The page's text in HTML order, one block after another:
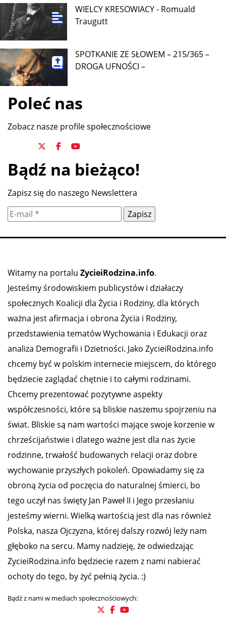
WIELCY KRESOWIACY - Romuald
Traugutt
SPOTKANIE ZE SŁOWEM – 215/365 –
DROGA UFNOŚCI –
Poleć nas
Zobacz nasze profile społecznościowe
Bądź na bieżąco!
Zapisz się do naszego Newslettera
Witamy na portalu ZycieiRodzina.info.
Jesteśmy środowiskiem publicystów i działaczy
społecznych Koalicji dla Życia i Rodziny, dla których
ważna jest afirmacja i obrona Życia i Rodziny,
przedstawienia tematów Wychowania i Edukacji oraz
analiza Demografii i Dzietności. Jako ZycieiRodzina.info
chcemy być w polskim internecie miejscem, do którego
będziecie zaglądać chętnie i to całymi rodzinami.
Chcemy prezentować pozytywne aspekty
współczesności, które są bliskie naszemu spojrzeniu na
świat. Bliskie są nam wartości mające swoje korzenie w
chrześcijaństwie i dlatego ważne jest dla nas życie
rodzinne, trwałość budowanych relacji oraz dobre
wychowanie przyszłych pokoleń. Opowiadamy się za
obroną życia od poczęcia do naturalnej śmierci, bo
tego uczył nas święty Jan Paweł II i Jego przesłaniu
jesteśmy wierni. Wielką wartością jest dla nas również
Polska, nasza Ojczyzna, której dalszy rozwój leży nam
głęboko na sercu. Mamy nadzieję, że odwiedzając
ZycieiRodzina.info będziecie razem z nami nabierać
ochoty do tego, by żyć pełnią życia. :)
Bądź z nami w mediach społecznościowych: